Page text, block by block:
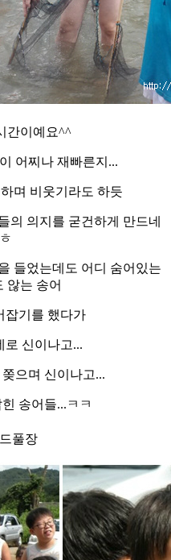
간이예요^^
어찌나 재빠른지...
며 비웃기라도 하듯
의 의지를 굳건하게 만드네
들었는데도 어디 숨어있는
않는 송어
잡기를 했다가
로 신이나고...
으며 신이나고...
송어들...ㅋㅋ
풀장